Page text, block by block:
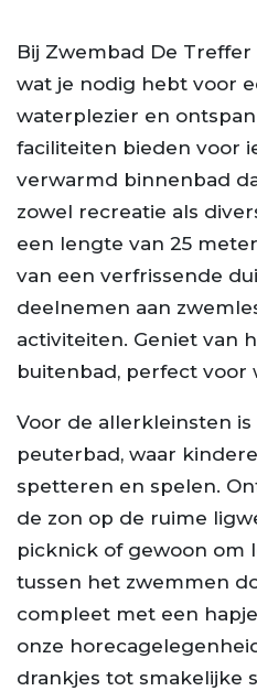
Bij Zwembad De Treffer
wat je nodig hebt voor
waterplezier en
faciliteiten bieden voor
verwarmd binnenbad
zowel recreatie als
een lengte van 25
van een verfrissende
deelnemen aan
activiteiten. Geniet van
buitenbad, perfect voor
Voor de allerkleinsten is
peuterbad, waar
spetteren en spelen.
de zon op de ruime
picknick of gewoon om
tussen het zwemmen
compleet met een
onze
drankjes tot smakelijke